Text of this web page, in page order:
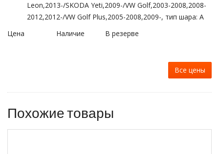
Leon,2013-/SKODA Yeti,2009-/VW Golf,2003-2008,2008-
2012,2012-/VW Golf Plus,2005-2008,2009-, тип шара: A
Цена
Наличие В резерве
Все цены
Похожие товары